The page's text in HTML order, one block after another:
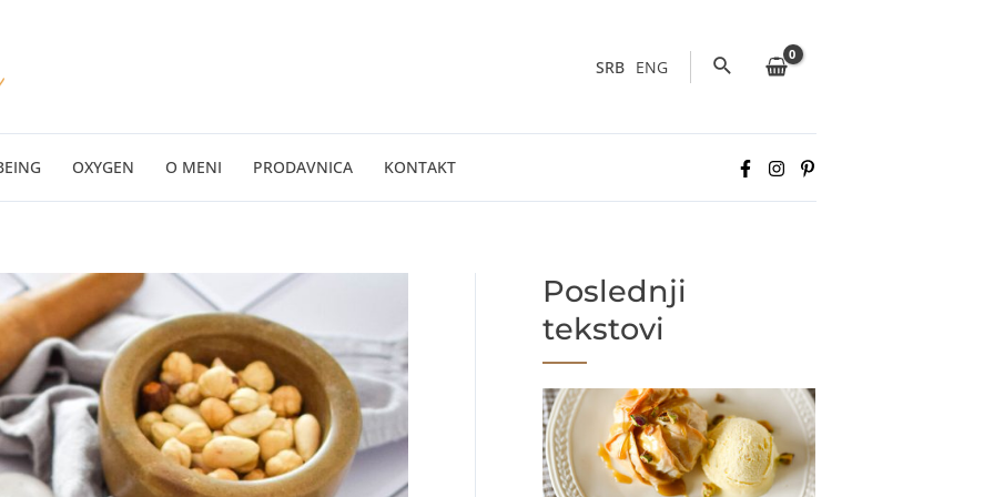
SRB ENG Pretraga
OXYGEN O MENI PRODAVNICA KONTAKT
Poslednji
tekstovi